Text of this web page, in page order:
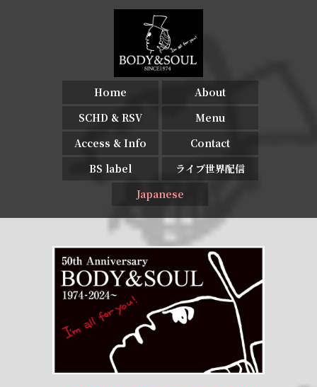
Home
About
SCHD & RSV
Menu
Access & Info
Contact
BS label
ライブ世界配信
Japanese